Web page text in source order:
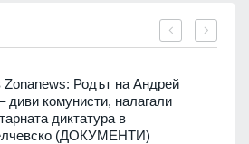
Родът на Андрей
диви комунисти, налагали
диктатура в
(ДОКУМЕНТИ)